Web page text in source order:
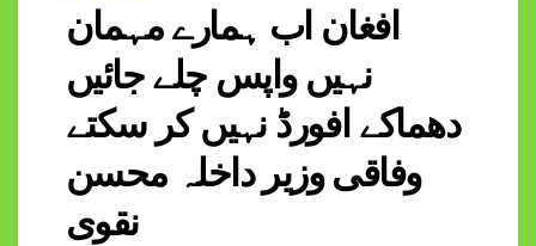
افغان اب ہمارے مہمان
نہیں واپس چلے جائیں
دھماکے افورڈ نہیں کر سکتے
وفاقی وزیر داخلہ محسن
نقوی